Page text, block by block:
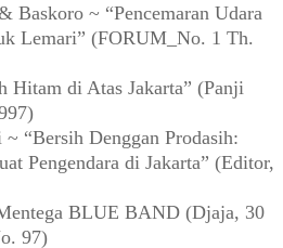
Baskoro ~ “Pencemaran Udara
Lemari” (FORUM_No. 1 Th.
Hitam di Atas Jakarta” (Panji
~ “Bersih Denggan Prodasih:
Pengendara di Jakarta” (Editor,
BLUE BAND (Djaja, 30
97)